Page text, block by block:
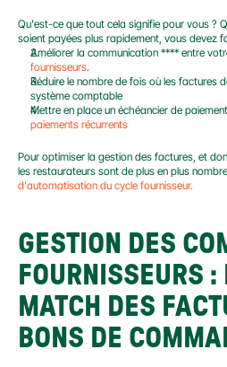
Qu'est-ce que tout cela signifie pour vous ?
soient payées plus rapidement, vous devez
Améliorer la communication **** entre
fournisseurs.
Réduire le nombre de fois où les factures
système comptable
Mettre en place un échéancier de
paiements récurrents
Pour optimiser la gestion des factures, et
les restaurateurs sont de plus en plus
d'automatisation du cycle fournisseur.
GESTION DES
FOURNISSEURS :
MATCH DES
BONS DE